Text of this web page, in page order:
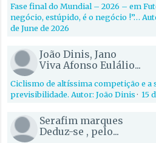
Fase final do Mundial – 2026 – em
negócio, estúpido, é o negócio !”…
de June de 2026
João Dinis, Jano
Viva Afonso Eulálio...
Ciclismo de altíssima competição e a
previsibilidade. Autor: João Dinis·15
Serafim marques
Deduz-se , pelo...